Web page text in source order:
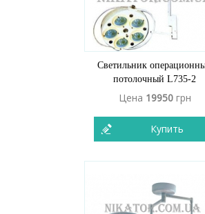
Светильник
потолочный L735-2
Цена 19950грн
Купить